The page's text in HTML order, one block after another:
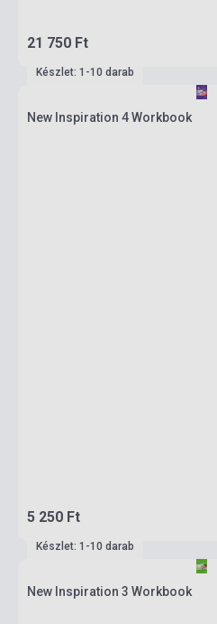
21 750 Ft
Készlet: 1-10 darab
New Inspiration 4 Workbook
5 250 Ft
Készlet: 1-10 darab
New Inspiration 3 Workbook